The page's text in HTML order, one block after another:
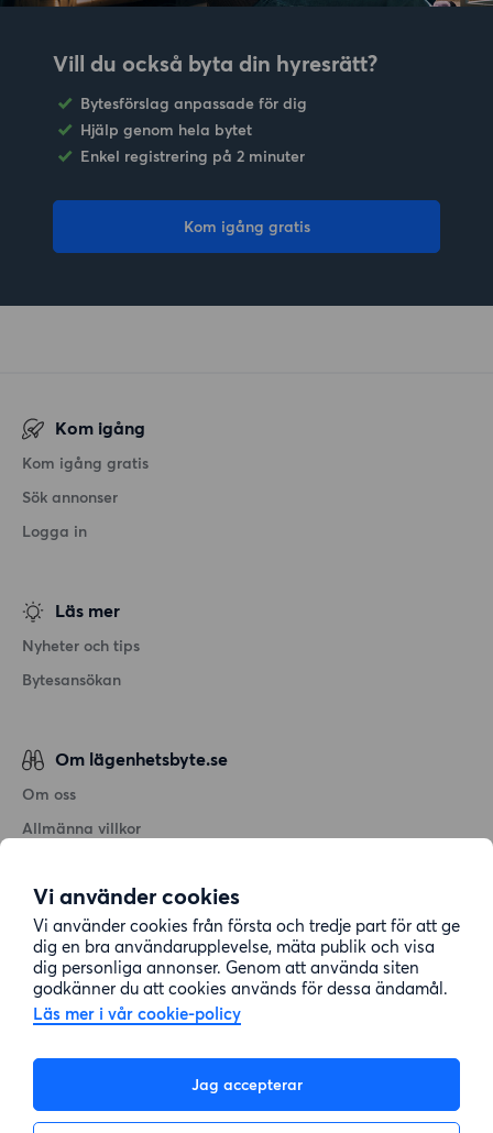
Vi använder cookies
Vi använder cookies från första och tredje part för att ge
dig en bra användarupplevelse, mäta publik och visa
dig personliga annonser. Genom att använda siten
godkänner du att cookies används för dessa ändamål.
Läs mer i vår cookie-policy
Jag accepterar
Vill du också byta din hyresrätt?
Bytesförslag anpassade för dig
Hjälp genom hela bytet
Enkel registrering på 2 minuter
Kom igång gratis
Kom igång
Kom igång gratis
Sök annonser
Logga in
Läs mer
Nyheter och tips
Bytesansökan
Om lägenhetsbyte.se
Om oss
Allmänna villkor
Cookiepolicy
Sitemap
Kundtjänst